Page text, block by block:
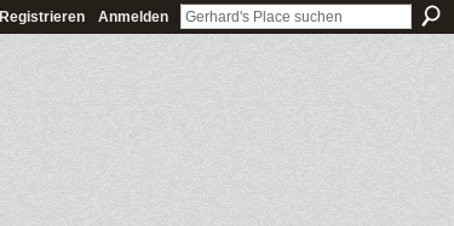
Registrieren Anmelden